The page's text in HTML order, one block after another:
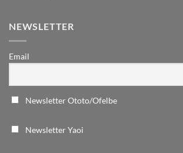
NEWSLETTER
Email
Newsletter Ototo/Ofelbe
Newsletter Yaoi